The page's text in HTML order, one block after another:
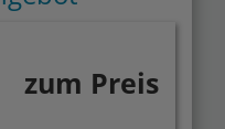
zum Preis